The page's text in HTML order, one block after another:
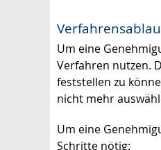
Um eine
Verfahren nutzen.
feststellen zu
nicht mehr
Um eine
Schritte nötig: